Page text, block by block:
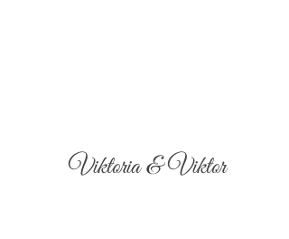
Viktoria & Viktor